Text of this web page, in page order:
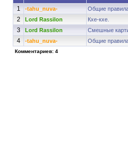
1 -tahu_nuva- Общие
2 Lord Rassilon Кхе-кхе.
3 Lord Rassilon Смешные
4 -tahu_nuva- Общие
Комментариев: 4